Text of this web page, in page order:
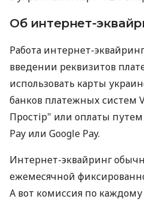
Об интернет-
Работа интернет-
введении реквизитов
использовать карты
банков платежных систем
Простір" или оплаты
Pay или Google Pay.
Интернет-эквайринг
ежемесячной
А вот комиссия по